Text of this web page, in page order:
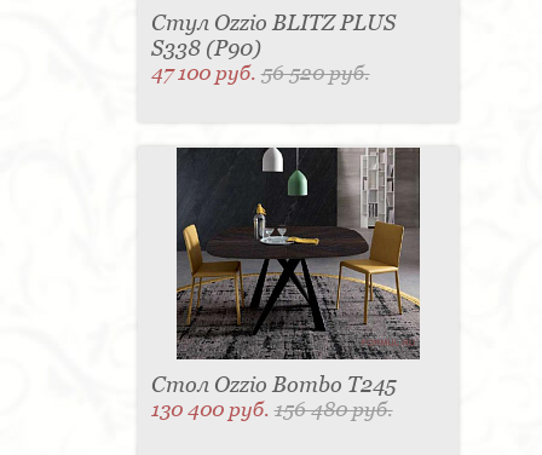
Стул Ozzio BLITZ PLUS
S338 (P90)
47 100 руб.56 520 руб.
Стол Ozzio Bombo T245
130 400 руб.156 480 руб.